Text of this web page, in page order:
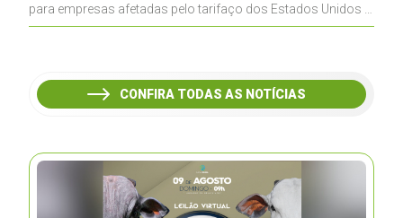
para empresas afetadas pelo tarifaço dos Estados Unidos e
inclui a pecuária entre os setores estratégicos
CONFIRA TODAS AS NOTÍCIAS